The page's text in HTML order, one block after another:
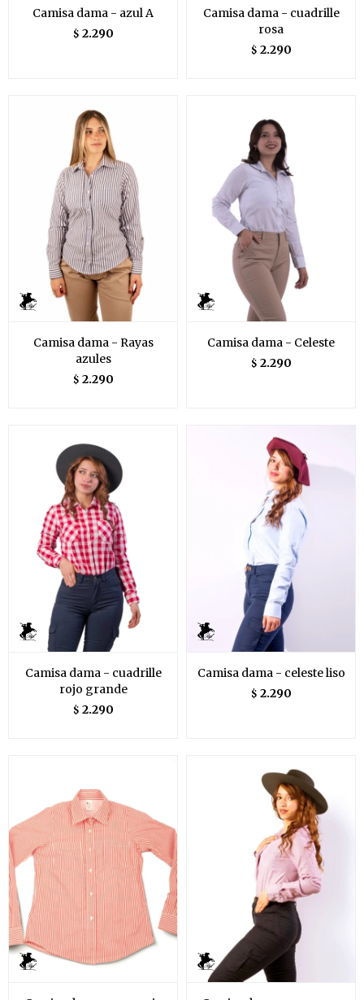
Camisa dama - azul A
$ 2.290
Camisa dama - cuadrille
rosa
$ 2.290
Camisa dama - Rayas
azules
$ 2.290
Camisa dama - Celeste
$ 2.290
Camisa dama - cuadrille
rojo grande
$ 2.290
Camisa dama - celeste liso
$ 2.290